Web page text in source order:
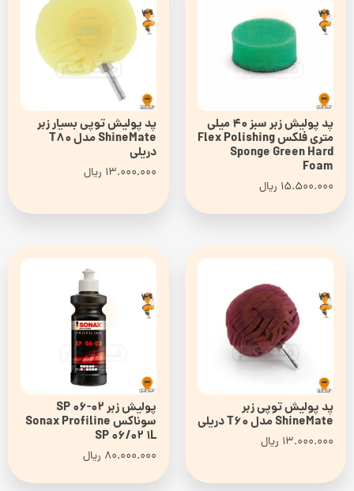
پد پولیش زبر سبز 40 میلی
متری فلکس Flex Polishing
Sponge Green Hard
Foam
15.500.000 ریال
پد پولیش توپی بسیار زبر
ShineMate مدل T80
دریلی
13.000.000 ریال
پد پولیش توپی زبر
ShineMate مدل T60 دریلی
13.000.000 ریال
پولیش زبر SP 06-02
سوناکس Sonax Profiline
SP 06/02 1L
80.000.000 ریال